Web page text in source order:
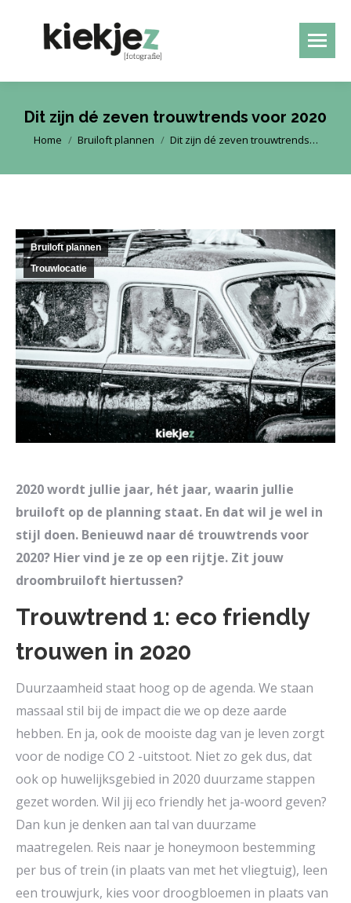
Dit zijn dé zeven trouwtrends voor 2020
Je bent hier:
Home Bruiloft plannen Dit zijn dé zeven trouwtrends…
Bruiloft plannen
Trouwlocatie
2020 wordt jullie jaar, hét jaar, waarin jullie
bruiloft op de planning staat. En dat wil je wel in
stijl doen. Benieuwd naar dé trouwtrends voor
2020? Hier vind je ze op een rijtje. Zit jouw
droombruiloft hiertussen?
Trouwtrend 1: eco friendly
trouwen in 2020
Duurzaamheid staat hoog op de agenda. We staan
massaal stil bij de impact die we op deze aarde
hebben. En ja, ook de mooiste dag van je leven zorgt
voor de nodige CO 2 -uitstoot. Niet zo gek dus, dat
ook op huwelijksgebied in 2020 duurzame stappen
gezet worden. Wil jij eco friendly het ja-woord geven?
Dan kun je denken aan tal van duurzame
maatregelen. Reis naar je honeymoon bestemming
per bus of trein (in plaats van met het vliegtuig), leen
een trouwjurk, kies voor droogbloemen in plaats van